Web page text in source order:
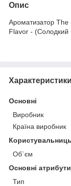
Опис
Ароматизатор The
Flavor - (Солодкий
Характеристики
Основні
Виробник
Країна виробник
Об`єм
Основні атрибути
Тип